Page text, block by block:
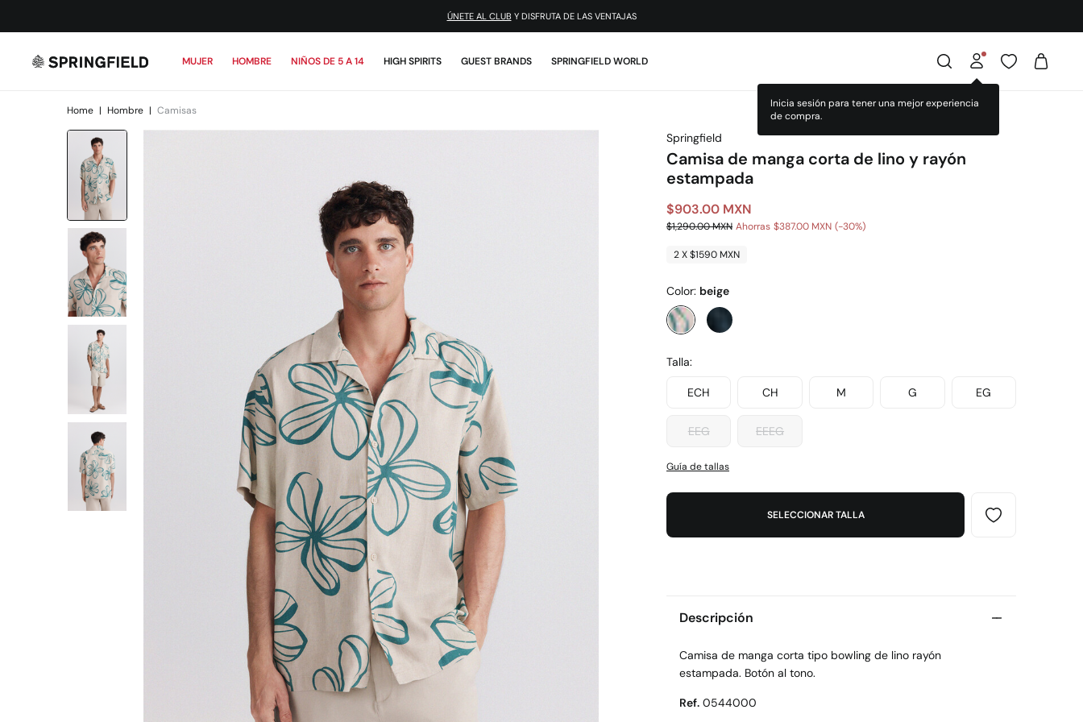
¡DESCARGA LA APP!
MUJER HOMBRE NIÑOS DE 5 A 14 HIGH SPIRITS GUEST BRANDS SPRINGFIELD WORLD
Home | Hombre | Camisas
Springfield
Camisa de manga corta de lino y rayón
estampada
$903.00 MXN
$1,290.00 MXN Ahorras $387.00 MXN 30
2 X $1590 MXN
Color: beige
Talla:
ECH CH M G EG
EEG EEEG
Guía de tallas
SELECCIONAR TALLA
Descripción
Camisa de manga corta tipo bowling de lino rayón
estampada. Botón al tono.
Ref. 0544000